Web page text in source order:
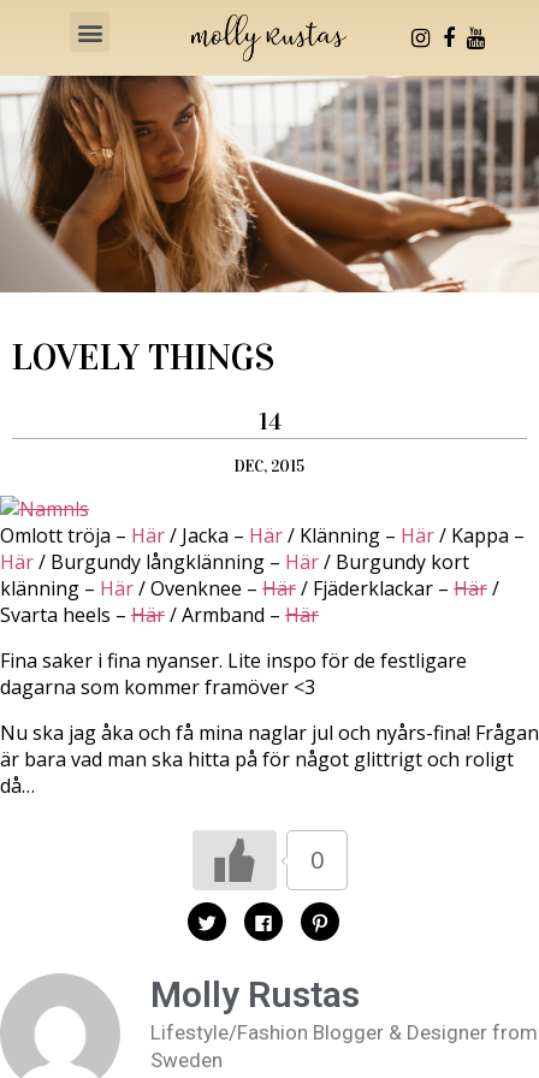
LOVELY THINGS
14
DEC, 2015
Omlott tröja – Här/ Jacka – Här/ Klänning – Här/ Kappa –
Här/ Burgundy långklänning – Här/ Burgundy kort
klänning – Här/ Ovenknee – Här/ Fjäderklackar – Här/
Svarta heels – Här/ Armband – Här
Fina saker i fina nyanser. Lite inspo för de festligare
dagarna som kommer framöver <3
Nu ska jag åka och få mina naglar jul och nyårs-fina! Frågan
är bara vad man ska hitta på för något glittrigt och roligt
då…
0
K
l
a
f
ö
r
t
K
l
a
f
r
K
l
a
f
r
Molly Rustas
Lifestyle/Fashion Blogger & Designer from
Sweden